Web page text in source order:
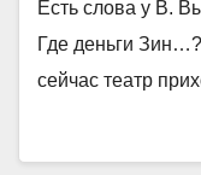
Есть слова у В.
Где деньги
сейчас театр